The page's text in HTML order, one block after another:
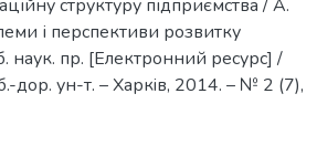
структуру підприємства / А.
і перспективи розвитку
наук. пр. [Електронний ресурс] /
дор. ун-т. – Харкiв, 2014. – № 2 (7),